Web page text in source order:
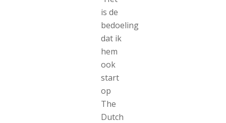
is de
bedoeling
dat ik
hem
ook
start
op
The
Dutch